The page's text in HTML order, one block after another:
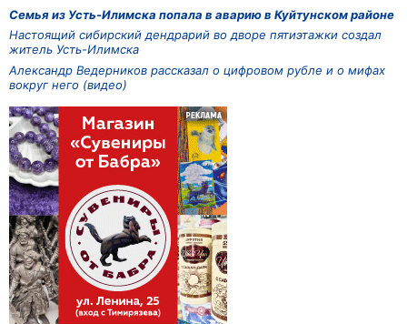
Семья из Усть-Илимска попала в аварию в Куйтунском районе
Настоящий сибирский дендрарий во дворе пятиэтажки создал
житель Усть-Илимска
Александр Ведерников рассказал о цифровом рубле и о мифах
вокруг него (видео)